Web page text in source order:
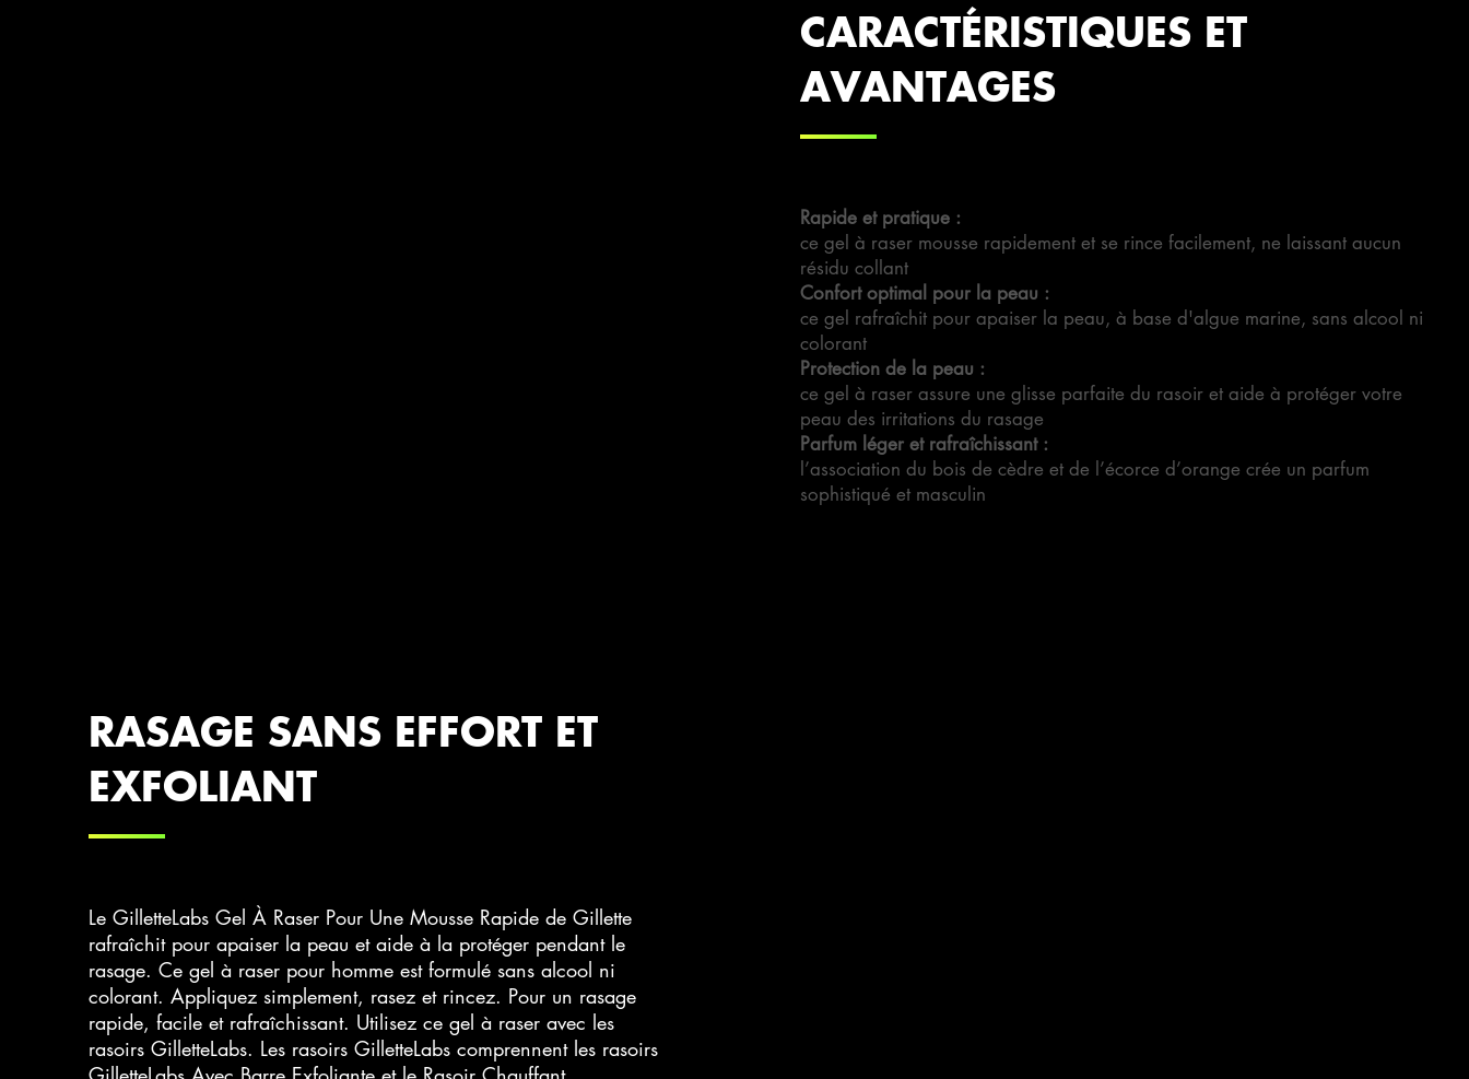
CARACTÉRISTIQUES ET
AVANTAGES
Rapide et pratique :
ce gel à raser mousse rapidement et se rince facilement, ne laissant aucun
résidu collant
Confort optimal pour la peau :
ce gel rafraîchit pour apaiser la peau, à base d'algue marine, sans alcool ni
colorant
Protection de la peau :
ce gel à raser assure une glisse parfaite du rasoir et aide à protéger votre
peau des irritations du rasage
Parfum léger et rafraîchissant :
l’association du bois de cèdre et de l’écorce d’orange crée un parfum
sophistiqué et masculin
RASAGE SANS EFFORT ET
EXFOLIANT
Le GilletteLabs Gel À Raser Pour Une Mousse Rapide de Gillette
rafraîchit pour apaiser la peau et aide à la protéger pendant le
rasage. Ce gel à raser pour homme est formulé sans alcool ni
colorant. Appliquez simplement, rasez et rincez. Pour un rasage
rapide, facile et rafraîchissant. Utilisez ce gel à raser avec les
rasoirs GilletteLabs. Les rasoirs GilletteLabs comprennent les rasoirs